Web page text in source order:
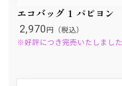
エコバッグ 1 パピヨン
2,970 円（税込）
※好評につき完売いたしました